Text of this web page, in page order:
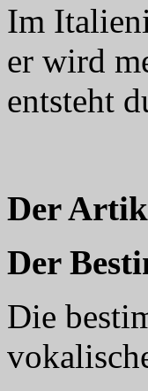
Im
er wird
entsteht
Der
Der
Die